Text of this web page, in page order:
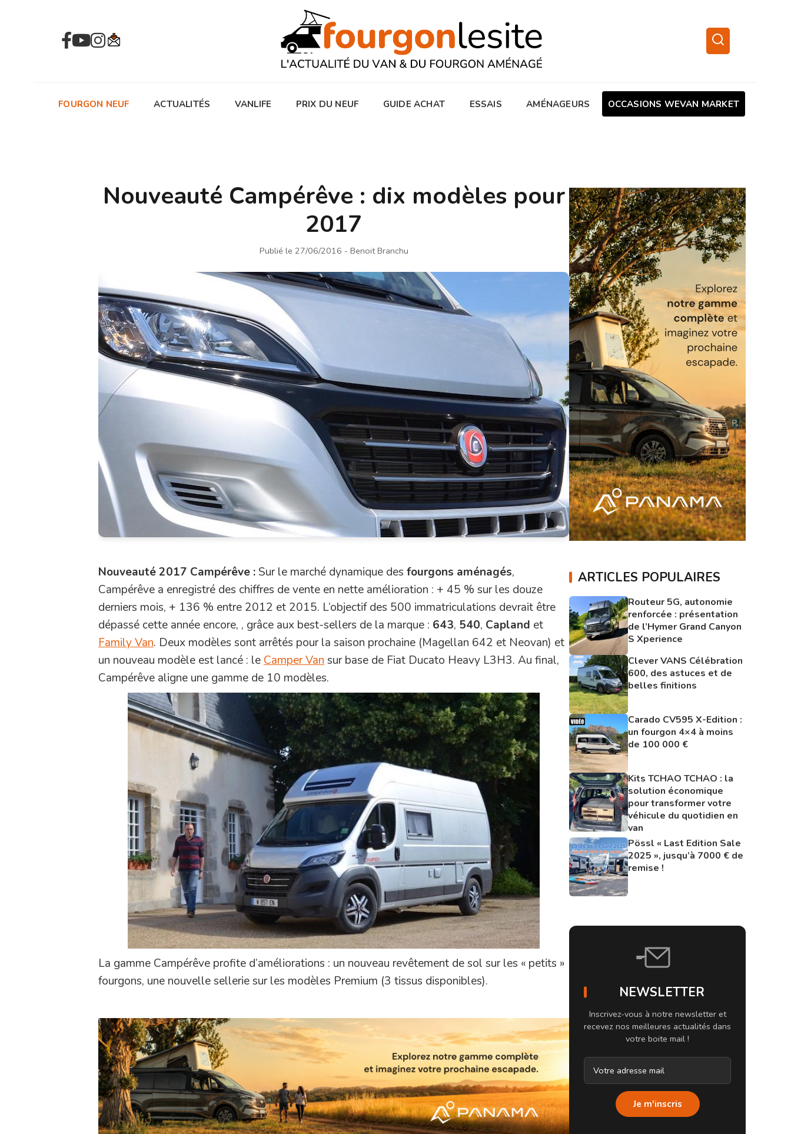
FOURGON NEUF ACTUALITÉS VANLIFE PRIX DU NEUF GUIDE ACHAT ESSAIS AMÉNAGEURS OCCASIONS WEVAN MARKET
Nouveauté Campérêve : dix modèles pour
2017
Publié le 27/06/2016 - Benoit Branchu
Nouveauté 2017 Campérêve : Sur le marché dynamique des fourgons aménagés,
Campérêve a enregistré des chiffres de vente en nette amélioration : + 45 % sur les douze
derniers mois, + 136 % entre 2012 et 2015. L’objectif des 500 immatriculations devrait être
dépassé cette année encore, , grâce aux best-sellers de la marque : 643, 540, Capland et
Family Van. Deux modèles sont arrêtés pour la saison prochaine (Magellan 642 et Neovan) et
un nouveau modèle est lancé : le Camper Van sur base de Fiat Ducato Heavy L3H3. Au final,
Campérêve aligne une gamme de 10 modèles.
La gamme Campérêve profite d’améliorations : un nouveau revêtement de sol sur les « petits »
fourgons, une nouvelle sellerie sur les modèles Premium (3 tissus disponibles).
ARTICLES POPULAIRES
Routeur 5G, autonomie
renforcée : présentation
de l’Hymer Grand Canyon
S Xperience
Clever VANS Célébration
600, des astuces et de
belles finitions
Carado CV595 X-Edition :
un fourgon 4×4 à moins
de 100 000 €
Kits TCHAO TCHAO : la
solution économique
pour transformer votre
véhicule du quotidien en
van
Pössl « Last Edition Sale
2025 », jusqu’à 7000 € de
remise !
NEWSLETTER
Inscrivez-vous à notre newsletter et
recevez nos meilleures actualités dans
votre boite mail !
Je m'inscris